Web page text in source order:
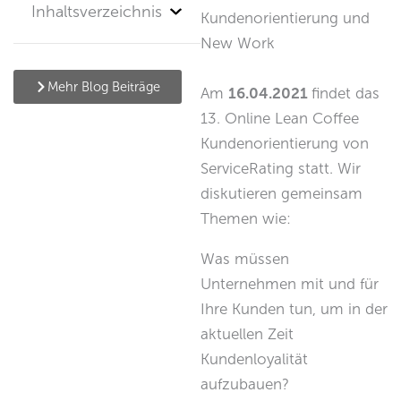
Kundenorientierung und
New Work
Am 16.04.2021 findet das
13. Online Lean Coffee
Kundenorientierung von
ServiceRating statt. Wir
diskutieren gemeinsam
Themen wie:
Was müssen
Unternehmen mit und für
Ihre Kunden tun, um in der
aktuellen Zeit
Kundenloyalität
aufzubauen?
Inhaltsverzeichnis
Mehr Blog Beiträge